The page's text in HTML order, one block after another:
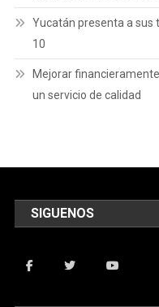
Yucatán presenta a sus
10
Mejorar
un servicio de calidad
SIGUENOS